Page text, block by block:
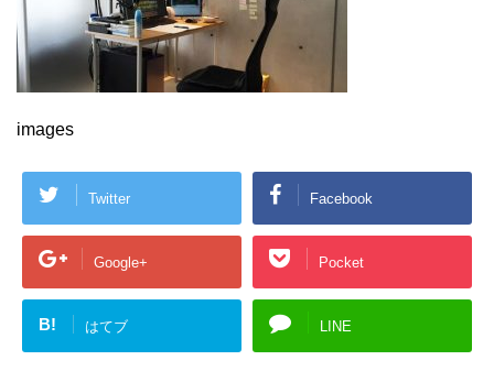
images
Twitter Facebook
Google+ Pocket
B! はてブ LINE